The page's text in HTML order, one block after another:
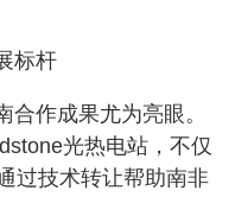
标杆
作成果尤为亮眼。
光热电站，不仅
过技术转让帮助南非